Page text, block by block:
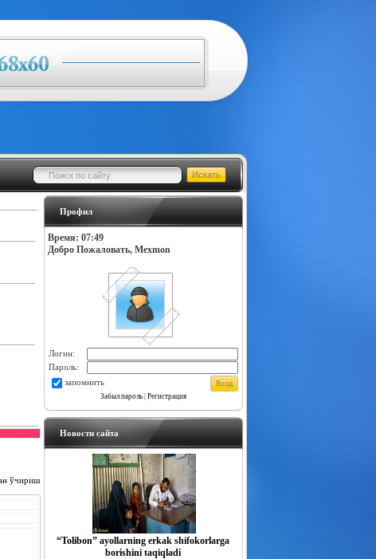
ўчириш
Профил
Время: 07:49
Добро Пожаловать, Mexmon
Логин:
Пароль:
запомнить
Забыл пароль| Регистрация
Новости сайта
“Tolibon” ayollarning erkak shifokorlarga
borishini taqiqladi